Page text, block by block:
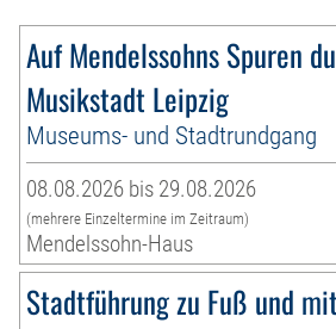
Auf Mendelssohns Spuren
Musikstadt Leipzig
Museums- und Stadtrundgang
08.08.2026 bis 29.08.2026
(mehrere Einzeltermine im Zeitraum)
Mendelssohn-Haus
Stadtführung zu Fuß und